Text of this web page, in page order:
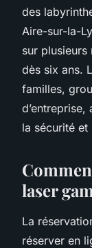
des
Aire-sur-la-
sur
dès six ans.
familles,
la sécurité
laser
La
réserver en